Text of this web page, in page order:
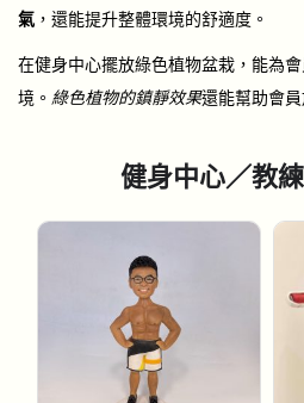
氣 ，還能提升整體環境的舒適度。
在健身中心擺放綠色植物盆栽，能為
境。 綠色植物的鎮靜效果還能幫助會
健身中心／教